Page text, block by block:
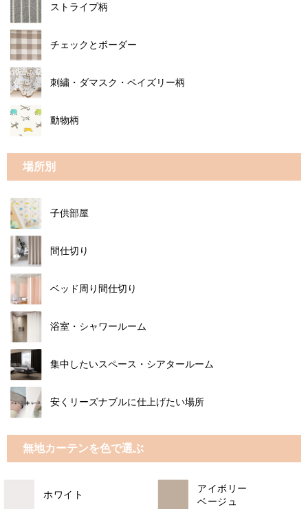
ストライプ柄
チェックとボーダー
刺繍・ダマスク・ペイズリー柄
動物柄
場所別
子供部屋
間仕切り
ベッド周り間仕切り
浴室・シャワールーム
集中したいスペース・シアタールーム
安くリーズナブルに仕上げたい場所
無地カーテンを色で選ぶ
ホワイト
アイボリー
ベージュ